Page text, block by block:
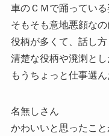
車のＣＭで踊っている
そもそも意地悪顔な
役柄が多くて、話し方
清楚な役柄や溌溂とし
もうちょっと仕事選ん
名無しさん
かわいいと思ったこと